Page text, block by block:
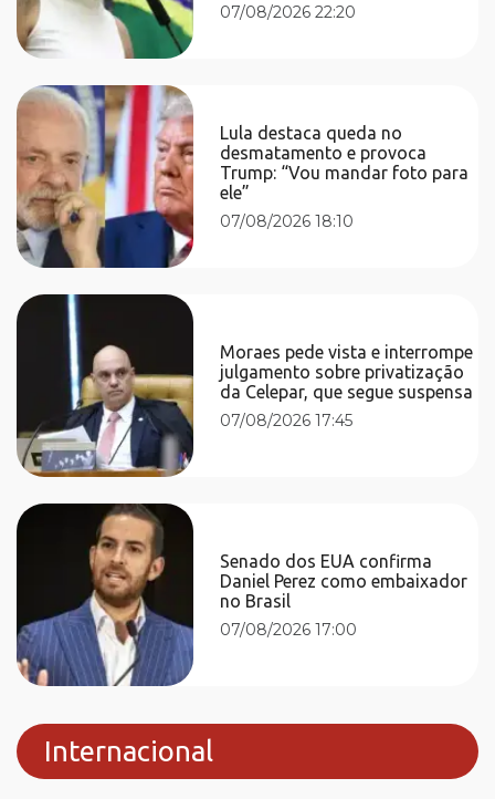
07/08/2026 22:20
Lula destaca queda no
desmatamento e provoca
Trump: “Vou mandar foto para
ele”
07/08/2026 18:10
Moraes pede vista e interrompe
julgamento sobre privatização
da Celepar, que segue suspensa
07/08/2026 17:45
Senado dos EUA confirma
Daniel Perez como embaixador
no Brasil
07/08/2026 17:00
Internacional